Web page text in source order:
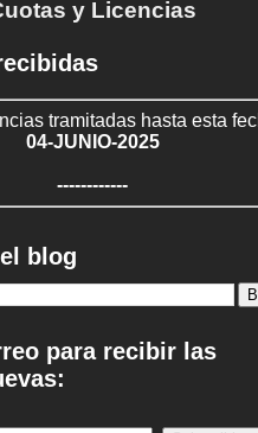
y Licencias
tramitadas hasta esta
04-JUNIO-2025
------------
blog
para recibir las